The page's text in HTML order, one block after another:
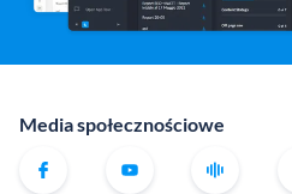
Media społecznościowe